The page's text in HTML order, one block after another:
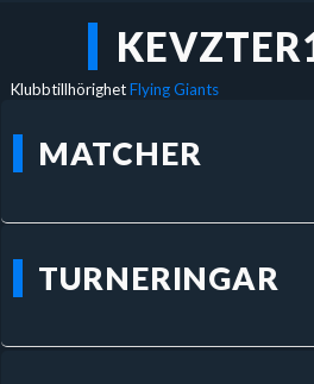
KlubbtillhörighetFlying Giants
MATCHER
TURNERINGAR